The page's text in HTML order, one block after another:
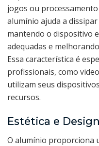
jogos ou
alumínio ajuda a
mantendo o dispositivo
adequadas e
Essa característica é
profissionais, como
utilizam seus
recursos.
Estética e Design
O alumínio proporciona